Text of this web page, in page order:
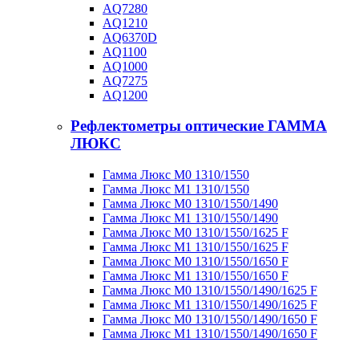
AQ7280
AQ1210
AQ6370D
AQ1100
AQ1000
AQ7275
AQ1200
Рефлектометры оптические ГАММА
ЛЮКС
Гамма Люкс M0 1310/1550
Гамма Люкс M1 1310/1550
Гамма Люкс M0 1310/1550/1490
Гамма Люкс M1 1310/1550/1490
Гамма Люкс M0 1310/1550/1625 F
Гамма Люкс M1 1310/1550/1625 F
Гамма Люкс M0 1310/1550/1650 F
Гамма Люкс M1 1310/1550/1650 F
Гамма Люкс M0 1310/1550/1490/1625 F
Гамма Люкс M1 1310/1550/1490/1625 F
Гамма Люкс M0 1310/1550/1490/1650 F
Гамма Люкс M1 1310/1550/1490/1650 F